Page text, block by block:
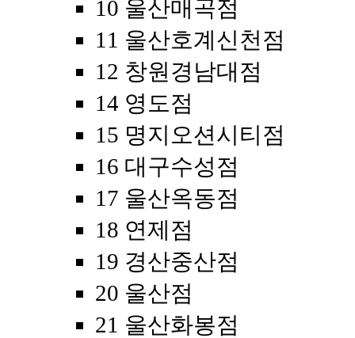
10 울산매곡점
11 울산호계신천점
12 창원경남대점
14 영도점
15 명지오션시티점
16 대구수성점
17 울산옥동점
18 연제점
19 경산중산점
20 울산점
21 울산화봉점